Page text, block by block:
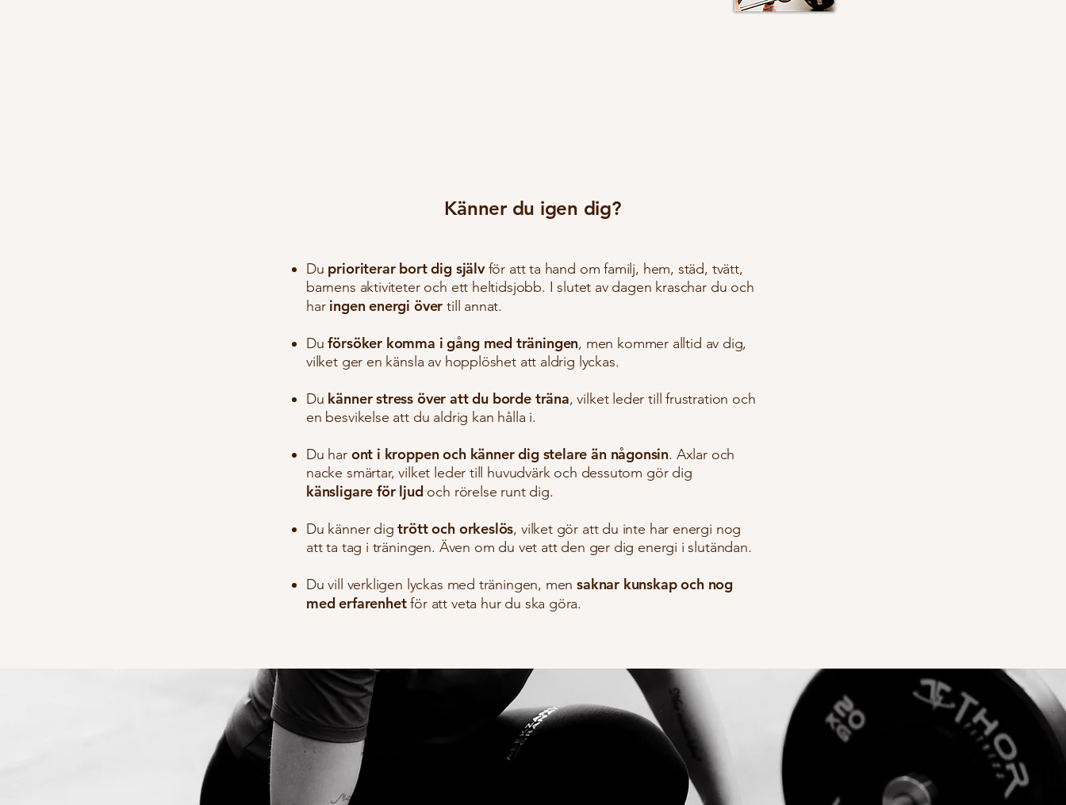
Känner du igen dig?
Du prioriterar bort dig självför att ta hand om familj, hem, städ, tvätt,
barnens aktiviteter och ett heltidsjobb. I slutet av dagen kraschar du och
har ingen energi övertill annat.
Duförsöker komma i gång med träningen, men kommer alltid av dig,
vilket ger en känsla av hopplöshet att aldrig lyckas.
Du känner stress över att du borde träna, vilket leder till frustration och
en besvikelse att du aldrig kan hålla i.
Du har ont i kroppen och känner dig stelare än någonsin. Axlar och
nacke smärtar, vilket leder till huvudvärk och dessutom gör dig
känsligare för ljud och rörelse runt dig.
Du känner digtrött och orkeslös, vilket gör att du inte har energi nog
att ta tag i träningen. Även om du vet att den ger dig energi i slutändan.
Du vill verkligen lyckas med träningen, mensaknar kunskap och nog
med erfarenhetför att veta hur du ska göra.